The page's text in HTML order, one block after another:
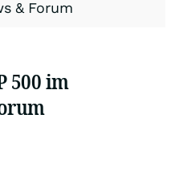
& Forum
500 im